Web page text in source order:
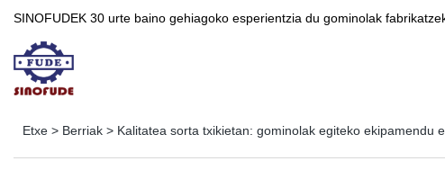
SINOFUDEK 30 urte baino gehiagoko esperientzia du gominolak
Etxe > Berriak > Kalitatea sorta txikietan: gominolak egiteko ekipamendu